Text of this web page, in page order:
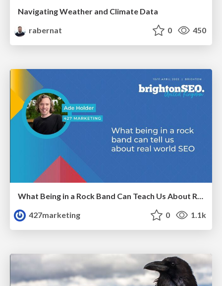
Navigating Weather and Climate Data
rabernat
0 450
What Being in a Rock Band Can Teach Us About Real World SEO
427marketing
0 1.1k